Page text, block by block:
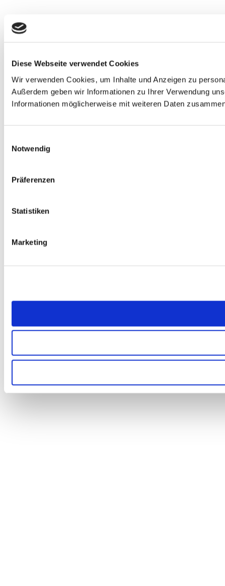
Diese Webseite verwendet Cookies
Wir verwenden Cookies, um Inhalte und Anzeigen zu
Außerdem geben wir Informationen zu Ihrer Verwendung
Informationen möglicherweise mit weiteren Daten
Notwendig
Präferenzen
Statistiken
Marketing